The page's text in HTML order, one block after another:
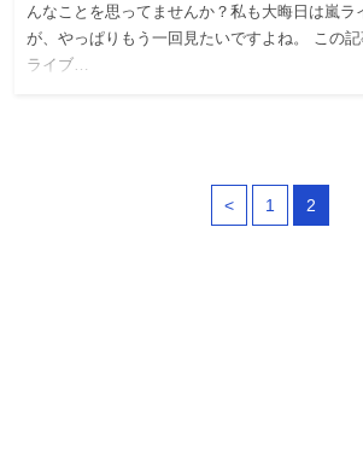
んなことを思ってませんか？私も大晦日は嵐ラ
が、やっぱりもう一回見たいですよね。 この
ライブ…
< 1 2